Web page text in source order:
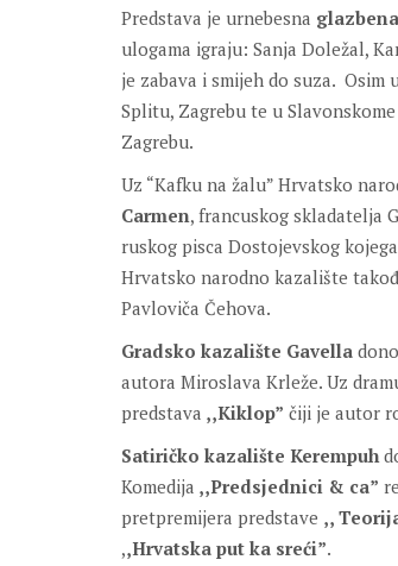
Predstava je urnebesna
ulogama igraju: Sanja Doležal,
je zabava i smijeh do suza.
Splitu, Zagrebu te u
Zagrebu.
Uz “Kafku na žalu” Hrvatsko
Carmen, francuskog skladatelja
ruskog pisca Dostojevskog
Hrvatsko narodno kazalište
Pavloviča Čehova.
Gradsko kazalište Gavella
autora Miroslava Krleže. Uz
predstava ,,Kiklop” čiji je autor
Satiričko kazalište Kerempuh
Komedija ,,Predsjednici & ca”
pretpremijera predstave ,,
,,Hrvatska put ka sreći”.